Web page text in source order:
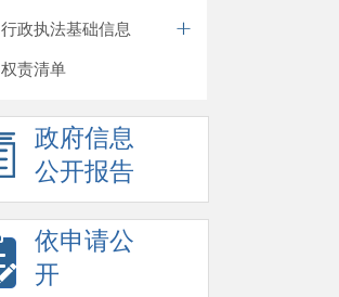
行政执法基础信息
权责清单
政府信息
公开报告
依申请公
开